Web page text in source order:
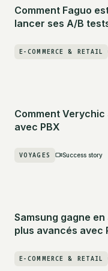
Comment Faguo
lancer ses A/B
E-COMMERCE & RETAIL
Comment
avec PBX
VOYAGES Success story
Samsung gagne
plus avancés avec
E-COMMERCE & RETAIL